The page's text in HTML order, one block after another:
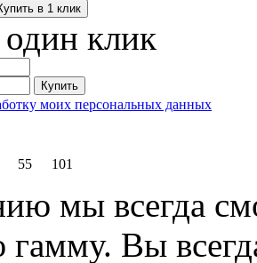
в 1 клик
клик
Купить
моих персональных данных
55 101
мы всегда
гамму. Вы